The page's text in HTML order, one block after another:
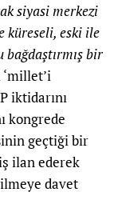
siyasi merkezi
küreseli, eski ile
bir
iktidarını
kongrede
geçtiği bir
ilan ederek
davet